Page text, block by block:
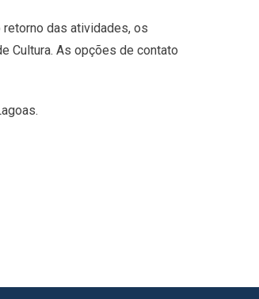
das atividades, os
Cultura. As opções de contato